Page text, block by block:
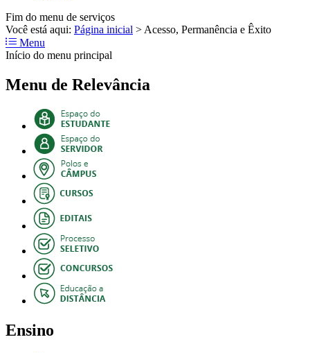
Fim do menu de serviços
Você está aqui: Página inicial > Acesso, Permanência e Êxito
Menu
Início do menu principal
Menu de Relevância
Ensino